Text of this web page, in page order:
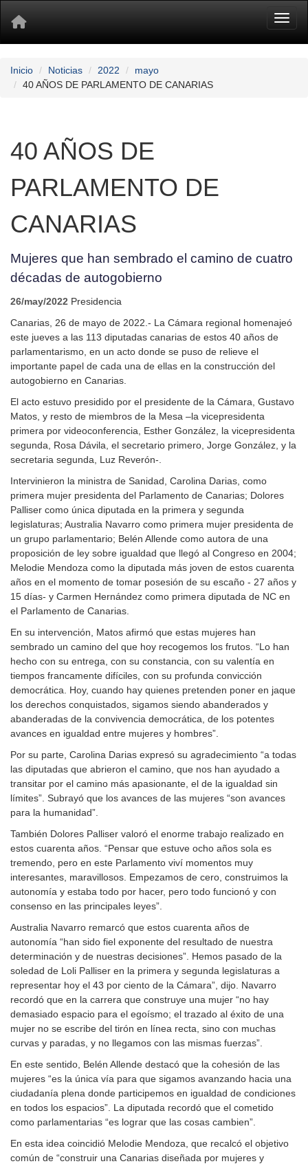
Inicio Noticias 2022
mayo
40 AÑOS DE PARLAMENTO DE CANARIAS
40 AÑOS DE
PARLAMENTO DE
CANARIAS
Mujeres que han sembrado el camino de cuatro
décadas de autogobierno
26/may/2022 Presidencia
Canarias, 26 de mayo de 2022.- La Cámara regional homenajeó
este jueves a las 113 diputadas canarias de estos 40 años de
parlamentarismo, en un acto donde se puso de relieve el
importante papel de cada una de ellas en la construcción del
autogobierno en Canarias.
El acto estuvo presidido por el presidente de la Cámara, Gustavo
Matos, y resto de miembros de la Mesa –la vicepresidenta
primera por videoconferencia, Esther González, la vicepresidenta
segunda, Rosa Dávila, el secretario primero, Jorge González, y la
secretaria segunda, Luz Reverón-.
Intervinieron la ministra de Sanidad, Carolina Darias, como
primera mujer presidenta del Parlamento de Canarias; Dolores
Palliser como única diputada en la primera y segunda
legislaturas; Australia Navarro como primera mujer presidenta de
un grupo parlamentario; Belén Allende como autora de una
proposición de ley sobre igualdad que llegó al Congreso en 2004;
Melodie Mendoza como la diputada más joven de estos cuarenta
años en el momento de tomar posesión de su escaño - 27 años y
15 días- y Carmen Hernández como primera diputada de NC en
el Parlamento de Canarias.
En su intervención, Matos afirmó que estas mujeres han
sembrado un camino del que hoy recogemos los frutos. “Lo han
hecho con su entrega, con su constancia, con su valentía en
tiempos francamente difíciles, con su profunda convicción
democrática. Hoy, cuando hay quienes pretenden poner en jaque
los derechos conquistados, sigamos siendo abanderados y
abanderadas de la convivencia democrática, de los potentes
avances en igualdad entre mujeres y hombres”.
Por su parte, Carolina Darias expresó su agradecimiento “a todas
las diputadas que abrieron el camino, que nos han ayudado a
transitar por el camino más apasionante, el de la igualdad sin
límites”. Subrayó que los avances de las mujeres “son avances
para la humanidad”.
También Dolores Palliser valoró el enorme trabajo realizado en
estos cuarenta años. “Pensar que estuve ocho años sola es
tremendo, pero en este Parlamento viví momentos muy
interesantes, maravillosos. Empezamos de cero, construimos la
autonomía y estaba todo por hacer, pero todo funcionó y con
consenso en las principales leyes”.
Australia Navarro remarcó que estos cuarenta años de
autonomía “han sido fiel exponente del resultado de nuestra
determinación y de nuestras decisiones”. Hemos pasado de la
soledad de Loli Palliser en la primera y segunda legislaturas a
representar hoy el 43 por ciento de la Cámara”, dijo. Navarro
recordó que en la carrera que construye una mujer “no hay
demasiado espacio para el egoísmo; el trazado al éxito de una
mujer no se escribe del tirón en línea recta, sino con muchas
curvas y paradas, y no llegamos con las mismas fuerzas”.
En este sentido, Belén Allende destacó que la cohesión de las
mujeres “es la única vía para que sigamos avanzando hacia una
ciudadanía plena donde participemos en igualdad de condiciones
en todos los espacios”. La diputada recordó que el cometido
como parlamentarias “es lograr que las cosas cambien”.
En esta idea coincidió Melodie Mendoza, que recalcó el objetivo
común de “construir una Canarias diseñada por mujeres y